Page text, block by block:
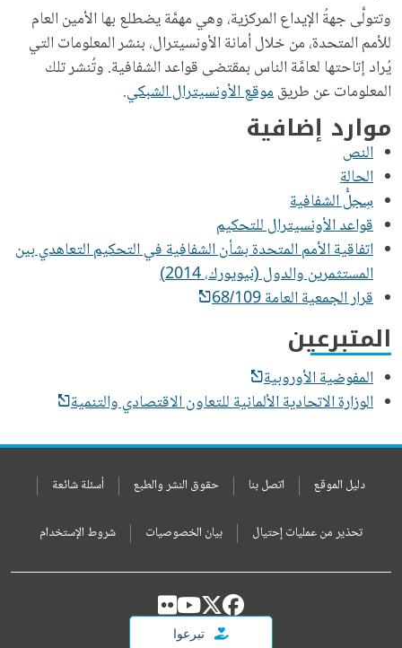
وتتولَّى جهةُ الإيداع المركزية، وهي مهمَّة يضطلع بها الأمين العام
للأمم المتحدة، من خلال أمانة الأونسيترال، بنشر المعلومات التي
يُراد إتاحتها لعامَّة الناس بمقتضى قواعد الشفافية. وتُنشر تلك
المعلومات عن طريقموقع الأونسيترال الشبكي.
موارد إضافية
النص
الحالة
سِجلُّ الشفافية
قواعد الأونسيترال للتحكيم
اتفاقية الأمم المتحدة بشأن الشفافية في التحكيم التعاهدي بين
المستثمرين والدول (نيويورك، 2014)
قرار الجمعية العامة 68/109
المتبرعين
المفوضية الأوروبية
الوزارة الاتحادية الألمانية للتعاون الاقتصادي والتنمية
دليل الموقع اتصل بنا حقوق النشر والطبع أسئلة شائعة
تحذير من عمليات إحتيال بيان الخصوصيات شروط الإستخدام
تبرعوا